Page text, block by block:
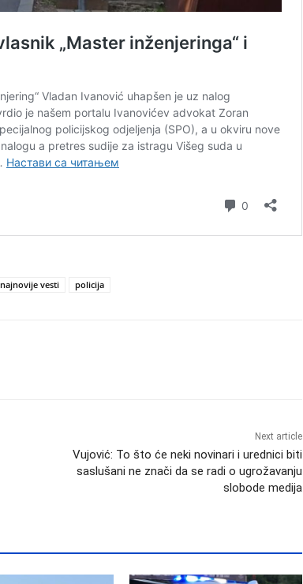
najnovije vesti policija
Next article
Vujović: To što će neki novinari i urednici biti
saslušani ne znači da se radi o ugrožavanju
slobode medija